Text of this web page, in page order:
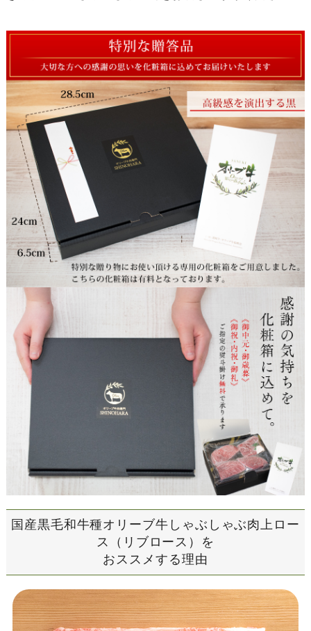
国産黒毛和牛種オリーブ牛 しゃぶしゃぶ肉上ロー
ス（リブロース）を
おススメする理由